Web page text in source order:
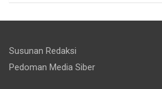
Susunan Redaksi
Pedoman Media Siber